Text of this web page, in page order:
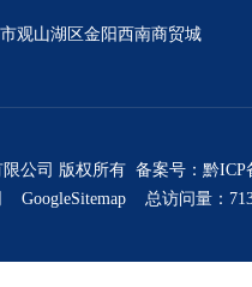
观山湖区金阳西南商贸城
公司 版权所有 备案号： 黔ICP
GoogleSitemap 总访问量：